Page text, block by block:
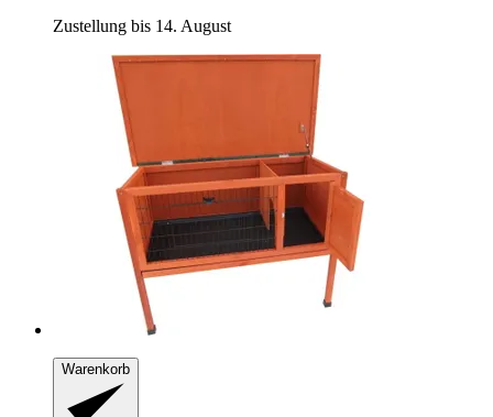
Zustellung bis 14. August
Warenkorb